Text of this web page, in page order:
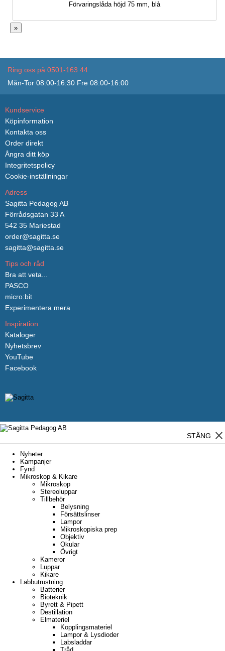
Förvaringslåda höjd 75 mm, blå
»
Ring oss på 0501-163 44
Mån-Tor 08:00-16:30 Fre 08:00-16:00
Kundservice
Köpinformation
Kontakta oss
Order direkt
Ångra ditt köp
Integritetspolicy
Cookie-inställningar
Adress
Sagitta Pedagog AB
Förrådsgatan 33 A
542 35 Mariestad
order@sagitta.se
sagitta@sagitta.se
Tips och råd
Bra att veta...
PASCO
micro:bit
Experimentera mera
Inspiration
Kataloger
Nyhetsbrev
YouTube
Facebook
close
STÄNG
Nyheter
Kampanjer
Fynd
Mikroskop & Kikare
Mikroskop
Stereoluppar
Tillbehör
Belysning
Försättslinser
Lampor
Mikroskopiska prep
Objektiv
Okular
Övrigt
Kameror
Luppar
Kikare
Labbutrustning
Batterier
Bioteknik
Byrett & Pipett
Destillation
Elmateriel
Kopplingsmateriel
Lampor & Lysdioder
Labsladdar